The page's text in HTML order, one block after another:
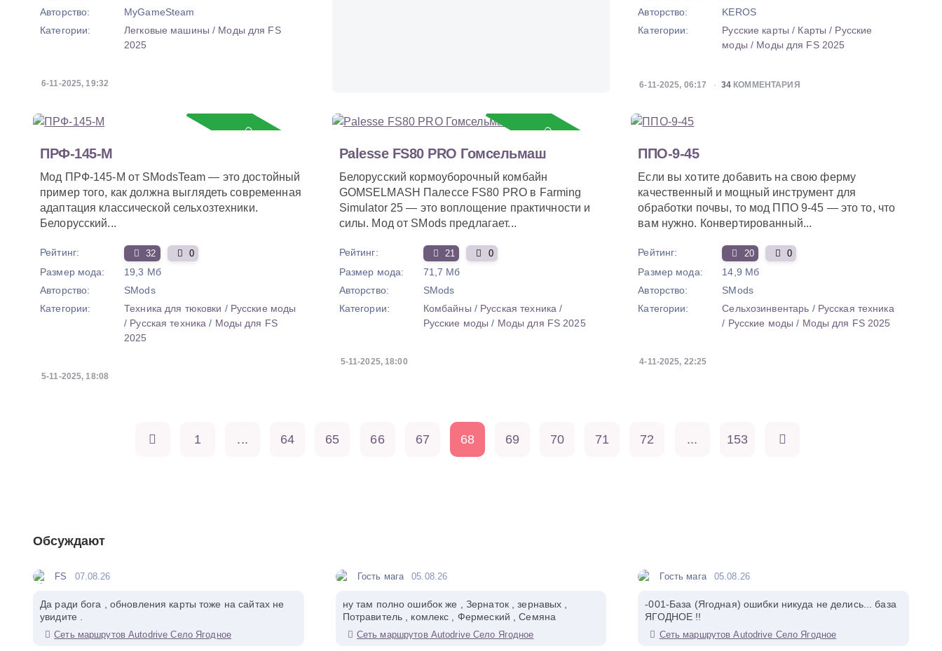
Авторство:
MyGameSteam
Категории:
Легковые машины / Моды для FS
2025
6-11-2025, 19:32
Авторство:
KEROS
Категории:
Русские карты / Карты / Русские
моды / Моды для FS 2025
6-11-2025, 06:17 34 КОММЕНТАРИЯ
Обновление
ПРФ-145-М
Мод ПРФ-145-М от SModsTeam — это достойный
пример того, как должна выглядеть современная
адаптация классической сельхозтехники.
Белорусский...
Рейтинг: 32 0
Размер мода:
19,3 Мб
Авторство:
SMods
Категории:
Техника для тюковки / Русские моды
/ Русская техника / Моды для FS
2025
5-11-2025, 18:08
Обновление
Palesse FS80 PRO Гомсельмаш
Белорусский кормоуборочный комбайн
GOMSELMASH Палессе FS80 PRO в Farming
Simulator 25 — это воплощение практичности и
силы. Мод от SMods предлагает...
Рейтинг: 21 0
Размер мода:
71,7 Мб
Авторство:
SMods
Категории:
Комбайны / Русская техника /
Русские моды / Моды для FS 2025
5-11-2025, 18:00
ППО-9-45
Если вы хотите добавить на свою ферму
качественный и мощный инструмент для
обработки почвы, то мод ППО 9-45 — это то, что
вам нужно. Конвертированный...
Рейтинг: 20 0
Размер мода:
14,9 Мб
Авторство:
SMods
Категории:
Сельхозинвентарь / Русская техника
/ Русские моды / Моды для FS 2025
4-11-2025, 22:25
1 ... 64 65 66 67 68 69 70 71 72 ... 153
Обсуждают
FS 07.08.26
Да ради бога , обновления карты тоже на сайтах не
увидите .
Сеть маршрутов Autodrive Село Ягодное
Гость мага 05.08.26
ну там полно ошибок же , Зернаток , зернавых ,
Потравитель , комлекс , Фермеский , Семяна
Сеть маршрутов Autodrive Село Ягодное
Гость мага 05.08.26
-001-База (Ягодная) ошибки никуда не делись... база
ЯГОДНОЕ !!
Сеть маршрутов Autodrive Село Ягодное